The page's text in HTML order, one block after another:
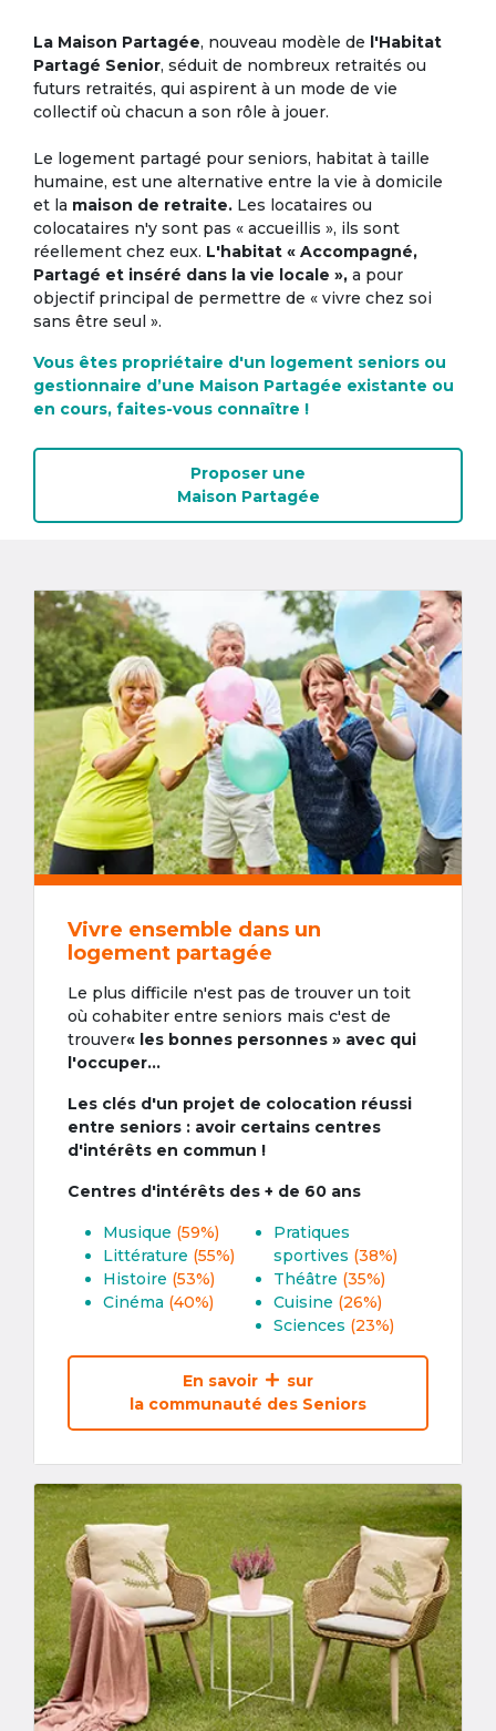
La Maison Partagée, nouveau modèle de l'Habitat
Partagé Senior, séduit de nombreux retraités ou
futurs retraités, qui aspirent à un mode de vie
collectif où chacun a son rôle à jouer.
Le logement partagé pour seniors, habitat à taille
humaine, est une alternative entre la vie à domicile
et la maison de retraite. Les locataires ou
colocataires n'y sont pas « accueillis », ils sont
réellement chez eux. L'habitat « Accompagné,
Partagé et inséré dans la vie locale », a pour
objectif principal de permettre de « vivre chez soi
sans être seul ».
Vous êtes propriétaire d'un logement seniors ou
gestionnaire d’une Maison Partagée existante ou
en cours, faites-vous connaître !
Proposer une
Maison Partagée
Vivre ensemble dans un
logement partagée
Le plus difficile n'est pas de trouver un toit
où cohabiter entre seniors mais c'est de
trouver« les bonnes personnes » avec qui
l'occuper...
Les clés d'un projet de colocation réussi
entre seniors : avoir certains centres
d'intérêts en commun !
Centres d'intérêts des + de 60 ans
Musique (59%)
Littérature (55%)
Histoire (53%)
Cinéma (40%)
Pratiques
sportives (38%)
Théâtre (35%)
Cuisine (26%)
Sciences (23%)
En savoir
sur
la communauté des Seniors